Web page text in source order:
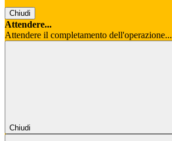
Chiudi
Attendere...
Attendere il completamento dell'operazione...
Chiudi